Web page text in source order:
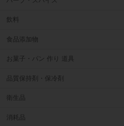
飲料
食品添加物
お菓子・パン 作り 道具
品質保持剤・保冷剤
衛生品
消耗品